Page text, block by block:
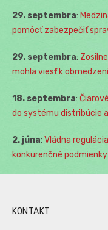
29. septembra:
pomôcť zabezpečiť
29. septembra:
mohla viesť k
18. septembra:
do systému distribúcie
2. júna: Vládna
konkurenčné
KONTAKT